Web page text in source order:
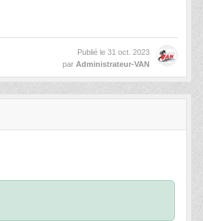
Publié le 31 oct. 2023
par Administrateur-VAN